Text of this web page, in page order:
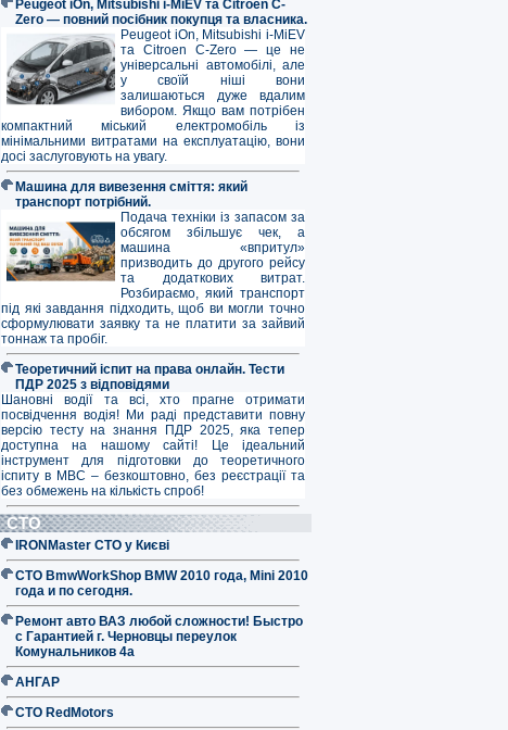
Peugeot iOn, Mitsubishi i-MiEV та Citroen C-
Zero — повний посібник покупця та власника.
Peugeot iOn, Mitsubishi i-MiEV
та Citroen C-Zero — це не
універсальні автомобілі, але
у своїй ніші вони
залишаються дуже вдалим
вибором. Якщо вам потрібен
компактний міський електромобіль із
мінімальними витратами на експлуатацію, вони
досі заслуговують на увагу.
Машина для вивезення сміття: який
транспорт потрібний.
Подача техніки із запасом за
обсягом збільшує чек, а
машина «впритул»
призводить до другого рейсу
та додаткових витрат.
Розбираємо, який транспорт
під які завдання підходить, щоб ви могли точно
сформулювати заявку та не платити за зайвий
тоннаж та пробіг.
Теоретичний іспит на права онлайн. Тести
ПДР 2025 з відповідями
Шановні водії та всі, хто прагне отримати
посвідчення водія! Ми раді представити повну
версію тесту на знання ПДР 2025, яка тепер
доступна на нашому сайті! Це ідеальний
інструмент для підготовки до теоретичного
іспиту в МВС – безкоштовно, без реєстрації та
без обмежень на кількість спроб!
СТО
IRONMaster СТО у Києві
СТО BmwWorkShop BMW 2010 года, Mini 2010
года и по сегодня.
Ремонт авто ВАЗ любой сложности! Быстро
с Гарантией г. Черновцы переулок
Комунальников 4а
АНГАР
СТО RedMotors